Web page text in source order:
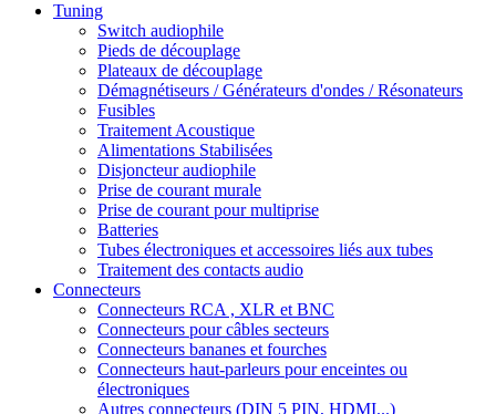
Tuning
Switch audiophile
Pieds de découplage
Plateaux de découplage
Démagnétiseurs / Générateurs d'ondes / Résonateurs
Fusibles
Traitement Acoustique
Alimentations Stabilisées
Disjoncteur audiophile
Prise de courant murale
Prise de courant pour multiprise
Batteries
Tubes électroniques et accessoires liés aux tubes
Traitement des contacts audio
Connecteurs
Connecteurs RCA , XLR et BNC
Connecteurs pour câbles secteurs
Connecteurs bananes et fourches
Connecteurs haut-parleurs pour enceintes ou
électroniques
Autres connecteurs (DIN 5 PIN, HDMI...)